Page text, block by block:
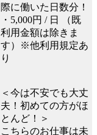
際に働いた日数分！
・5,000円 / 日 （既
利用金額は除きま
す）※他利用規定あ
り
＜今は不安でも大丈
夫！初めての方がほ
とんど！＞
こちらのお仕事は未